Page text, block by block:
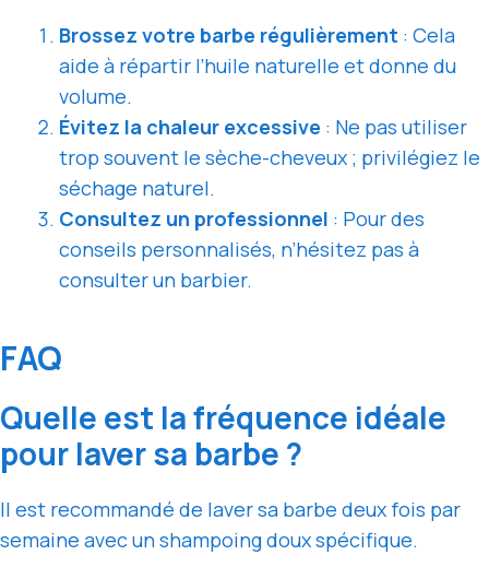
Brossez votre barbe régulièrement : Cela
aide à répartir l’huile naturelle et donne du
volume.
Évitez la chaleur excessive : Ne pas utiliser
trop souvent le sèche-cheveux ; privilégiez le
séchage naturel.
Consultez un professionnel : Pour des
conseils personnalisés, n’hésitez pas à
consulter un barbier.
FAQ
Quelle est la fréquence idéale
pour laver sa barbe ?
Il est recommandé de laver sa barbe deux fois par
semaine avec un shampoing doux spécifique.